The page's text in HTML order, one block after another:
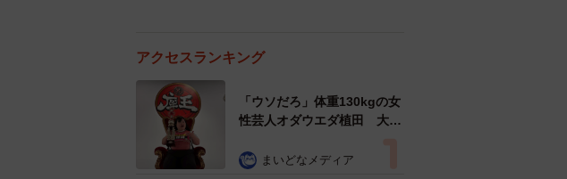
アクセスランキング
「ウソだろ」体重130kgの女
性芸人オダウエダ植田 大学
で」 まいどなメディア